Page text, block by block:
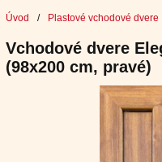
Úvod / Plastové vchodové dvere
Vchodové dvere
(98x200 cm, pravé)